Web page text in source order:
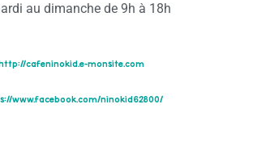
au dimanche de 9h à 18h
cafeninokid.e-monsite.com
www.facebook.com/ninokid62800/